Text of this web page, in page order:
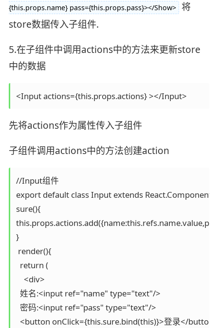
{this.props.name} pass={this.props.pass}></Show>
将
store数据传入子组件.
5.在子组件中调用actions中的方法来更新store
中的数据
先将actions作为属性传入子组件
子组件调用actions中的方法创建action
//Input组件
export default class Input extends React.Component{
sure(){
}
render(){
  return (
    <div>
  姓名:<input ref="name" type="text"/>
  密码:<input ref="pass" type="text"/>
  <button onClick={this.sure.bind(this)}>登录</button>